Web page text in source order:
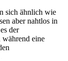
sich ähnlich wie
aber nahtlos in
der
während eine